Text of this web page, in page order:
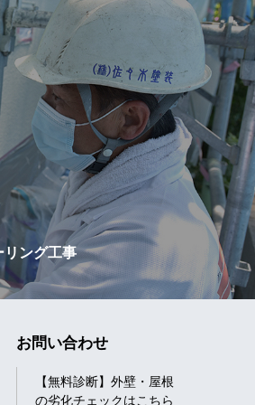
ング工事
お問い合わせ
【無料診断】外壁・屋根
の劣化チェックはこちら